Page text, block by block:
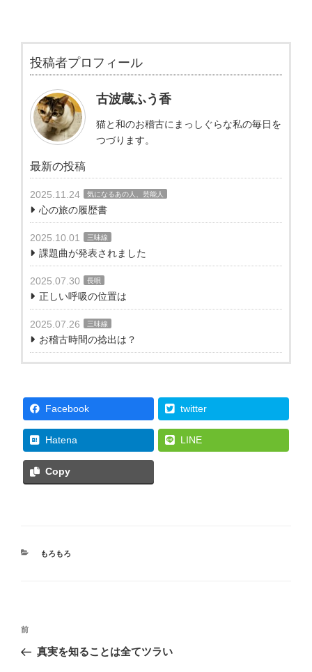
投稿者プロフィール
古波蔵ふう香
猫と和のお稽古にまっしぐらな私の毎日を
つづります。
最新の投稿
2025.11.24 気になるあの人、芸能人
心の旅の履歴書
2025.10.01 三味線
課題曲が発表されました
2025.07.30 長唄
正しい呼吸の位置は
2025.07.26 三味線
お稽古時間の捻出は？
Facebook twitter
Hatena LINE
Copy
カ
もろもろ
投
ナ
過
去
前
真実を知ることは全てツラい